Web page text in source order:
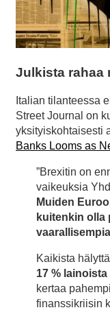
Julkista rahaa
Italian tilanteessa
Street Journal on
yksityiskohtaisesti
Banks Looms as
”Brexitin on
vaikeuksia
Muiden
kuitenkin olla
Kaikista
17 %
kertaa
finanssikriisin